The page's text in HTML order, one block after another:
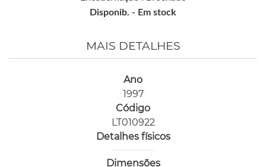
Disponib. - Em stock
MAIS DETALHES
Ano
1997
Código
LT010922
Detalhes físicos
Dimensões